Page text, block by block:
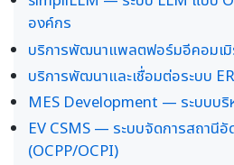
องค์กร
บริการพัฒนาแพลตฟอร์มอีคอมเมิ
บริการพัฒนาและเชื่อมต่อระบบ
MES Development — ระบบบริ
EV CSMS — ระบบจัดการสถานีอั
(OCPP/OCPI)